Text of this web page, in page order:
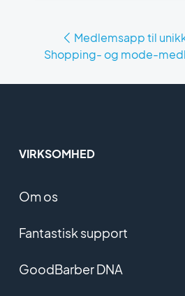
Medlemsapp til
Shopping- og mode-
VIRKSOMHED
Om os
Fantastisk support
GoodBarber DNA